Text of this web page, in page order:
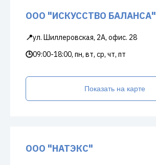
ООО "ИСКУССТВО БАЛАНСА"
📍ул. Шиллеровская, 2А, офис. 28
🕒09:00-18:00, пн, вт, ср, чт, пт
Показать на карте
ООО "НАТЭКС"